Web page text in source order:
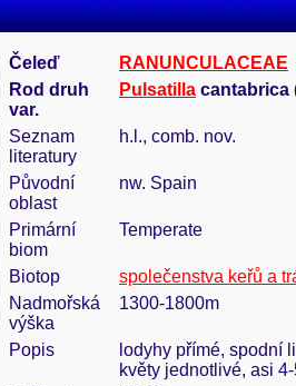
Čeleď
RANUNCULACEAE
Rod druh
var.
Pulsatilla cantabrica
Seznam
literatury
h.l., comb. nov.
Původní
oblast
nw. Spain
Primární
biom
Temperate
Biotop
společenstva keřů a
Nadmořská
výška
1300-1800m
Popis
lodyhy přímé, spodní
květy jednotlivé, asi